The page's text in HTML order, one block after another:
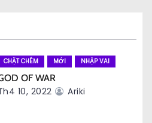
CHẶT CHÉM MỚI NHẬP VAI
OF WAR
10, 2022 Ariki